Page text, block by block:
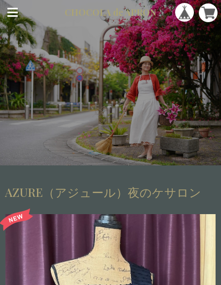
CHOCOLA de APRON
AZURE（アジュール）夜のケサロン